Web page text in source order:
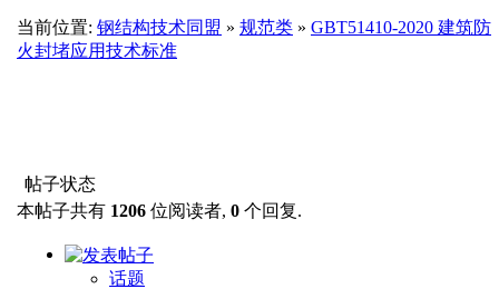
当前位置: 钢结构技术同盟 » 规范类 » GBT51410-2020 建筑防
火封堵应用技术标准
帖子状态
本帖子共有 1206 位阅读者, 0 个回复.
话题